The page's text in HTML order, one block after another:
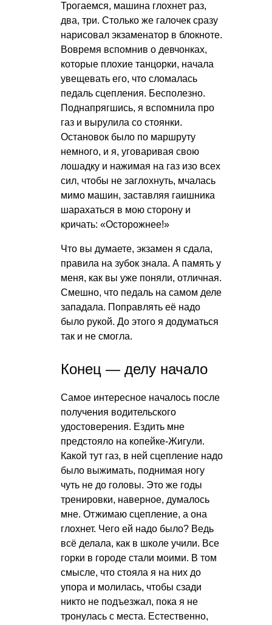
Трогаемся, машина глохнет раз,
два, три. Столько же галочек сразу
нарисовал экзаменатор в блокноте.
Вовремя вспомнив о девчонках,
которые плохие танцорки, начала
увещевать его, что сломалась
педаль сцепления. Бесполезно.
Поднапрягшись, я вспомнила про
газ и вырулила со стоянки.
Остановок было по маршруту
немного, и я, уговаривая свою
лошадку и нажимая на газ изо всех
сил, чтобы не заглохнуть, мчалась
мимо машин, заставляя гаишника
шарахаться в мою сторону и
кричать: «Осторожнее!»
Что вы думаете, экзамен я сдала,
правила на зубок знала. А память у
меня, как вы уже поняли, отличная.
Смешно, что педаль на самом деле
западала. Поправлять её надо
было рукой. До этого я додуматься
так и не смогла.
Конец — делу начало
Самое интересное началось после
получения водительского
удостоверения. Ездить мне
предстояло на копейке-Жигули.
Какой тут газ, в ней сцепление надо
было выжимать, поднимая ногу
чуть не до головы. Это же годы
тренировки, наверное, думалось
мне. Отжимаю сцепление, а она
глохнет. Чего ей надо было? Ведь
всё делала, как в школе учили. Все
горки в городе стали моими. В том
смысле, что стояла я на них до
упора и молилась, чтобы сзади
никто не подъезжал, пока я не
тронулась с места. Естественно,